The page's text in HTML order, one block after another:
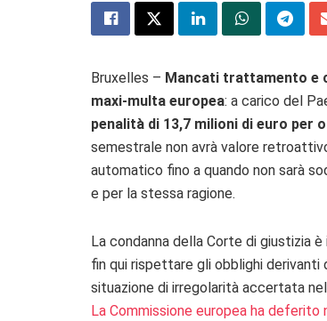
Bruxelles – Mancati trattamento e
maxi-multa europea: a carico del
penalità di 13,7 milioni di euro
semestrale non avrà valore
automatico fino a quando non sarà
e per la stessa ragione.
La condanna della Corte di giustizia
fin qui rispettare gli obblighi derivanti
situazione di irregolarità accertata
La Commissione europea ha deferito